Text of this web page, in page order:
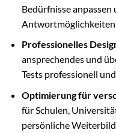
Bedürfnisse anpassen
Antwortmöglichkeiten
Professionelles
ansprechendes und
Tests professionell
Optimierung für
für Schulen,
persönliche